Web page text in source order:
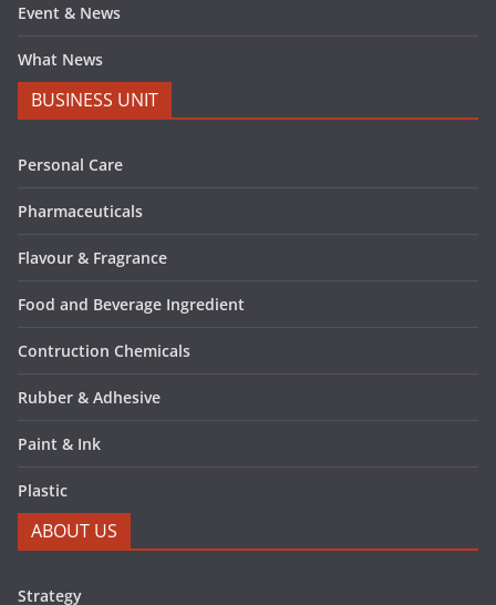
Event & News
What News
BUSINESS UNIT
Personal Care
Pharmaceuticals
Flavour & Fragrance
Food and Beverage Ingredient
Contruction Chemicals
Rubber & Adhesive
Paint & Ink
Plastic
ABOUT US
Strategy